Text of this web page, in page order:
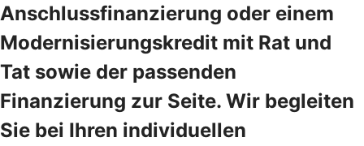
Anschlussfinanzierung oder einem
Modernisierungskredit mit Rat und
Tat sowie der passenden
Finanzierung zur Seite. Wir begleiten
Sie bei Ihren individuellen